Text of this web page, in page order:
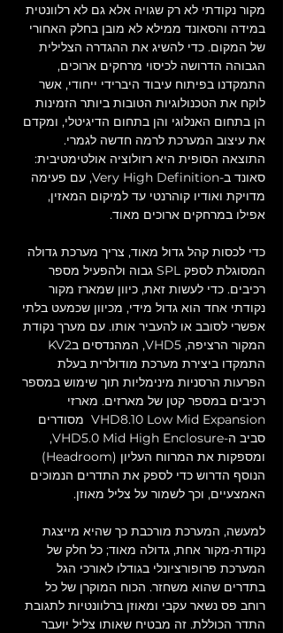
מקור נקודתי לא רק שגויה אלא גם לא רלוונטית
במידה והסאונד ממילא לא מובן בחלק האחורי
של המקום. כדי להשיג את ההגדרה הצלילית
הגבוהה הדרושה לכיסוי מרחקים ארוכים,
התמקדנו בפיתוח עיבוד היברידי ייחודי, אשר
לוקח את הטכנולוגיות הטובות ביותר הזמינות
הן בתחום האנלוגי והן בתחום הדיגיטלי, ומקדם
את עיצוב המערכת לרמה חדשה לגמרי.
התוצאה הסופית היא רזולוציה אולטימטיבית:
סאונד ב-Very High Definition, עם פעימה
מדויקת ואודיו קוהרנטי עד למיקום המאזין,
אפילו במרחקים ארוכים מאוד.
כדי לכסות קהל גדול מאוד, צריך מערכת גדולה
המסוגלת לספק SPL גבוה ולהפעיל מספר
רכיבים. כדי לעשות זאת, כיוון שמארז מקור
נקודתי אחד הוא גדול מידי, מכיוון שכמעט בלתי
אפשרי לסובב או להעביר אותו. עם מערך נקודת
התמקדו ביצירת מערכת מודולרית בעלת
הפרעות הרסניות מינימליות תוך שימוש במספר
רכיבים במספר קטן של מארזים. מארזי
VHD8.10 Low Mid Expansion  מסודרים
סביב ה-VHD5.0 Mid High Enclosure,
ומספקות את המרווח העליון (Headroom)
הנוסף הדרוש כדי לספק את התדרים הנמוכים
האמצעיים, וכך לשמור על צליל מאוזן.
למעשה, המערכת מורכבת כך שהיא מייצגת
נקודת-מקור אחת, גדולה מאוד; כל חלק של
המערכת פרופורציונלי בגודלו לאורכי הגל
בתדרים שהוא משחזר. הכוח המוקרן של כל
רוחב פס נשאר עקבי ומאוזן ברלוונטיות לתגובת
התדר הכוללת. זה מבטיח שאותו צליל יועבר